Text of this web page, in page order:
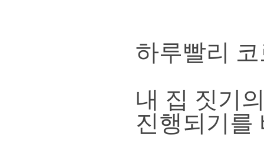
하루빨리
내 집 짓기
진행되기를